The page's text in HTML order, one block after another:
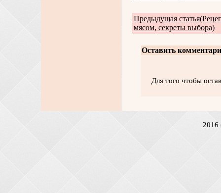
Предыдущая
мясом, секреты выбора)
Оставить
Для того чтобы